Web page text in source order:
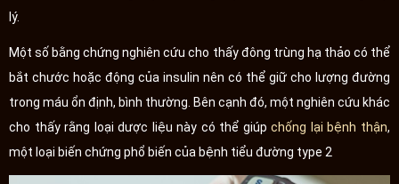
lý.
Một số bằng chứng nghiên cứu cho thấy đông trùng hạ thảo có thể
bắt chước hoặc động của insulin nên có thể giữ cho lượng đường
trong máu ổn định, bình thường. Bên cạnh đó, một nghiên cứu khác
cho thấy rằng loại dược liệu này có thể giúpchống lại bệnh thận,
một loại biến chứng phổ biến của bệnh tiểu đường type 2